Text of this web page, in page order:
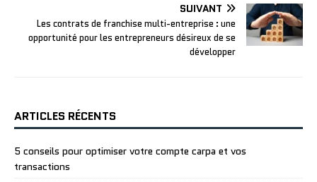
SUIVANT
Les contrats de franchise multi-entreprise : une
opportunité pour les entrepreneurs désireux de se
développer
ARTICLES RÉCENTS
5 conseils pour optimiser votre compte carpa et vos
transactions